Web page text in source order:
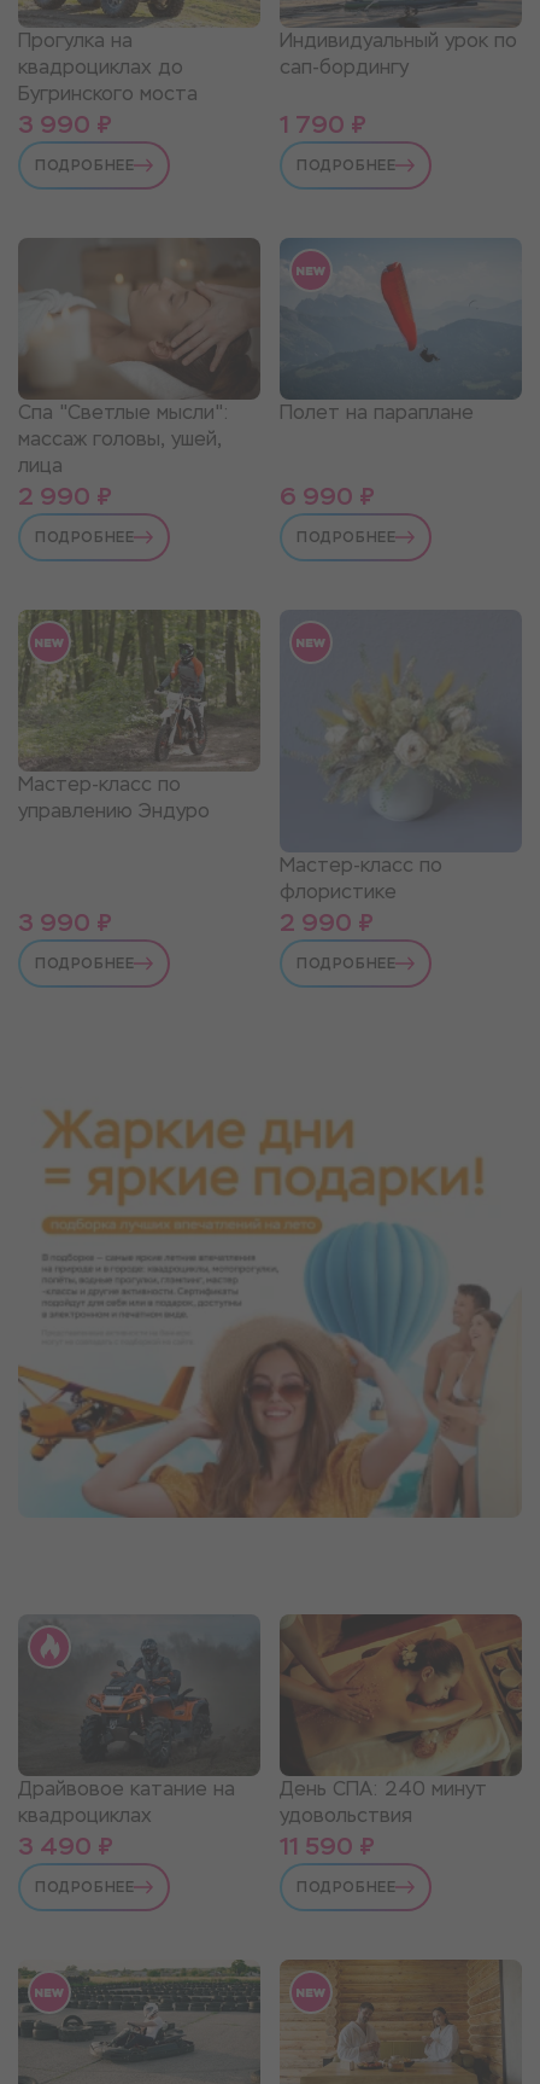
Прогулка на
квадроциклах до
Бугринского моста
3 990 ₽
ПОДРОБНЕЕ
Индивидуальный урок по
сап-бордингу
1 790 ₽
ПОДРОБНЕЕ
Спа "Светлые мысли":
массаж головы, ушей,
лица
2 990 ₽
ПОДРОБНЕЕ
Полет на параплане
6 990 ₽
ПОДРОБНЕЕ
Мастер-класс по
управлению Эндуро
3 990 ₽
ПОДРОБНЕЕ
Мастер-класс по
флористике
2 990 ₽
ПОДРОБНЕЕ
Драйвовое катание на
квадроциклах
3 490 ₽
ПОДРОБНЕЕ
День СПА: 240 минут
удовольствия
11 590 ₽
ПОДРОБНЕЕ